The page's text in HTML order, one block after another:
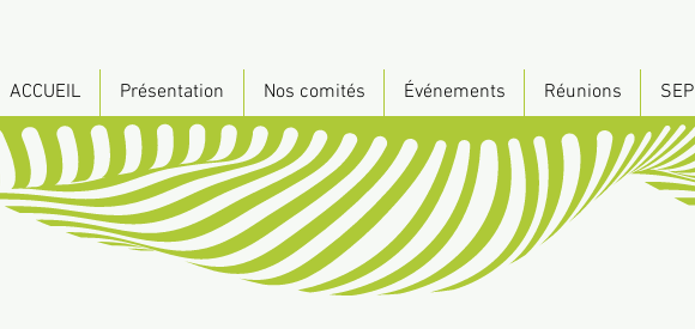
ACCUEIL Présentation Nos comités Événements Réunions SEP